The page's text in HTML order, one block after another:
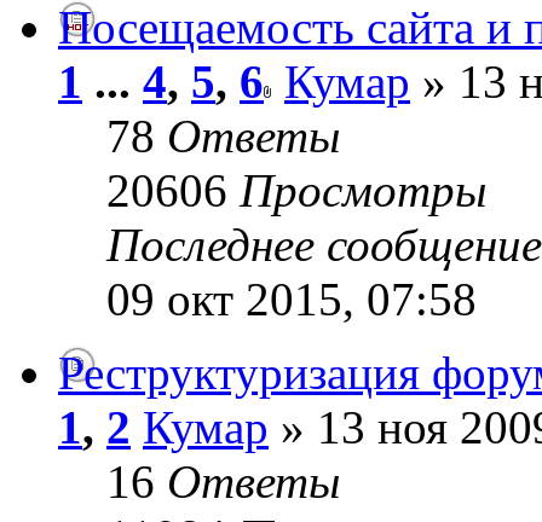
Посещаемость сайта и
1 ... 4, 5, 6 Кумар » 13
78 Ответы
20606 Просмотры
Последнее
09 окт 2015, 07:58
Реструктуризация
1, 2 Кумар » 13 ноя
16 Ответы